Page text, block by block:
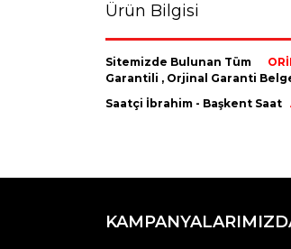
Ürün Bilgisi
Sitemizde Bulunan Tüm
Garantili , Orjinal Garanti
Saatçi İbrahim - Başkent Saat
Görüş ve önerileriniz için
Ürün resmi kalitesiz,